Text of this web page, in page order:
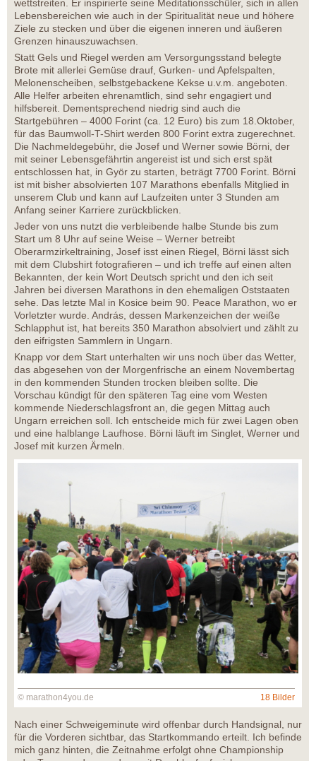
wettstreiten. Er inspirierte seine Meditationsschüler, sich in allen
Lebensbereichen wie auch in der Spiritualität neue und höhere
Ziele zu stecken und über die eigenen inneren und äußeren
Grenzen hinauszuwachsen.
Statt Gels und Riegel werden am Versorgungsstand belegte
Brote mit allerlei Gemüse drauf, Gurken- und Apfelspalten,
Melonenscheiben, selbstgebackene Kekse u.v.m. angeboten.
Alle Helfer arbeiten ehrenamtlich, sind sehr engagiert und
hilfsbereit. Dementsprechend niedrig sind auch die
Startgebühren – 4000 Forint (ca. 12 Euro) bis zum 18.Oktober,
für das Baumwoll-T-Shirt werden 800 Forint extra zugerechnet.
Die Nachmeldegebühr, die Josef und Werner sowie Börni, der
mit seiner Lebensgefährtin angereist ist und sich erst spät
entschlossen hat, in Györ zu starten, beträgt 7700 Forint. Börni
ist mit bisher absolvierten 107 Marathons ebenfalls Mitglied in
unserem Club und kann auf Laufzeiten unter 3 Stunden am
Anfang seiner Karriere zurückblicken.
Jeder von uns nutzt die verbleibende halbe Stunde bis zum
Start um 8 Uhr auf seine Weise – Werner betreibt
Oberarmzirkeltraining, Josef isst einen Riegel, Börni lässt sich
mit dem Clubshirt fotografieren – und ich treffe auf einen alten
Bekannten, der kein Wort Deutsch spricht und den ich seit
Jahren bei diversen Marathons in den ehemaligen Oststaaten
sehe. Das letzte Mal in Kosice beim 90. Peace Marathon, wo er
Vorletzter wurde. András, dessen Markenzeichen der weiße
Schlapphut ist, hat bereits 350 Marathon absolviert und zählt zu
den eifrigsten Sammlern in Ungarn.
Knapp vor dem Start unterhalten wir uns noch über das Wetter,
das abgesehen von der Morgenfrische an einem Novembertag
in den kommenden Stunden trocken bleiben sollte. Die
Vorschau kündigt für den späteren Tag eine vom Westen
kommende Niederschlagsfront an, die gegen Mittag auch
Ungarn erreichen soll. Ich entscheide mich für zwei Lagen oben
und eine halblange Laufhose. Börni läuft im Singlet, Werner und
Josef mit kurzen Ärmeln.
© marathon4you.de 18 Bilder
Nach einer Schweigeminute wird offenbar durch Handsignal, nur
für die Vorderen sichtbar, das Startkommando erteilt. Ich befinde
mich ganz hinten, die Zeitnahme erfolgt ohne Championship